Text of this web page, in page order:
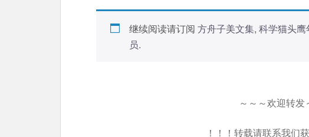
继续阅读请订阅 方舟子美文集, 科学猫头鹰
员.
～～～欢迎转发
！！！转载请联系我们